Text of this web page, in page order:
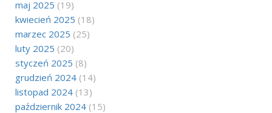
maj 2025 (19)
kwiecień 2025 (18)
marzec 2025 (25)
luty 2025 (20)
styczeń 2025 (8)
grudzień 2024 (14)
listopad 2024 (13)
październik 2024 (15)